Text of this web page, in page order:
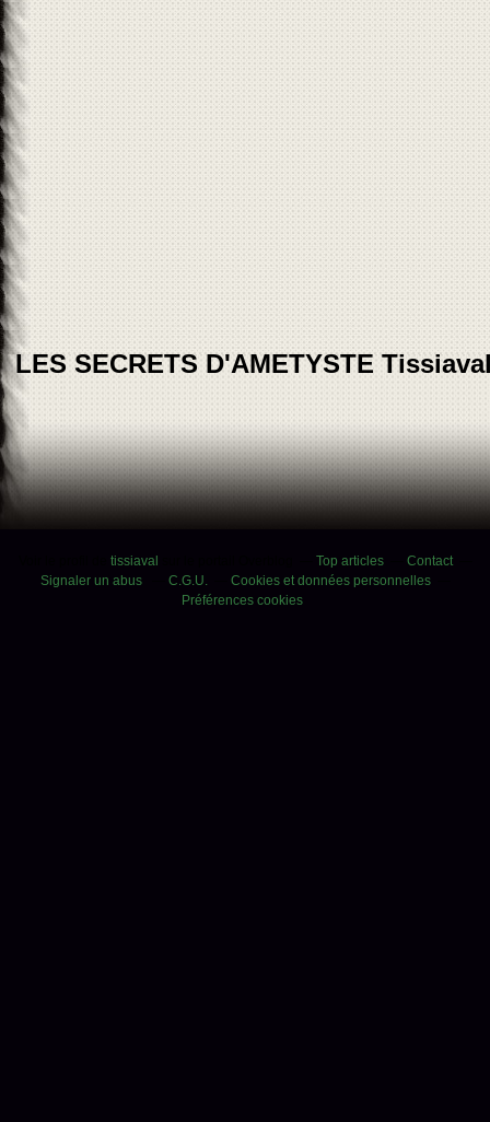
LES SECRETS D'AMETYSTE
tissiaval Top articles
Contact
Signaler un abus
C.G.U.
Cookies et données personnelles
Préférences cookies